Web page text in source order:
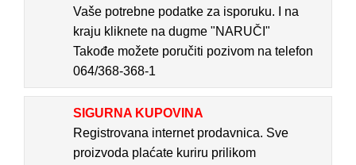
Vaše potrebne podatke za isporuku. I na
kraju kliknete na dugme "NARUČI"
Takođe možete poručiti pozivom na telefon
064/368-368-1
SIGURNA KUPOVINA
Registrovana internet prodavnica. Sve
proizvoda plaćate kuriru prilikom